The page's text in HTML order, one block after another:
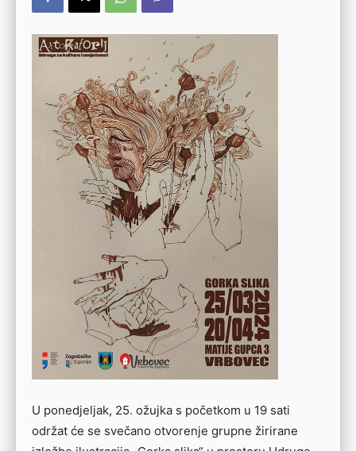
U ponedjeljak, 25. ožujka s početkom u 19 sati
održat će se svečano otvorenje grupne žirirane